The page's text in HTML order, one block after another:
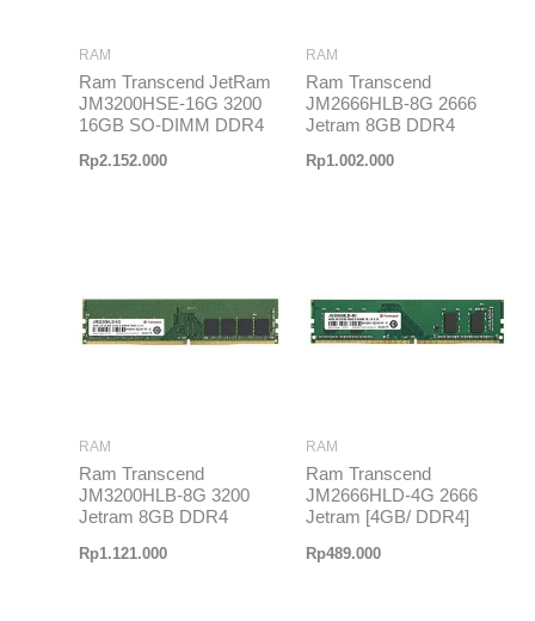
RAM
Ram Transcend JetRam
JM3200HSE-16G 3200
16GB SO-DIMM DDR4
Rp2.152.000
RAM
Ram Transcend
JM2666HLB-8G 2666
Jetram 8GB DDR4
Rp1.002.000
RAM
Ram Transcend
JM3200HLB-8G 3200
Jetram 8GB DDR4
Rp1.121.000
RAM
Ram Transcend
JM2666HLD-4G 2666
Jetram [4GB/ DDR4]
Rp489.000